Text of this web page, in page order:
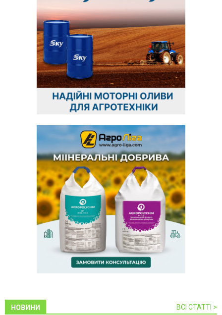
НОВИНИ ВСІ СТАТТІ >